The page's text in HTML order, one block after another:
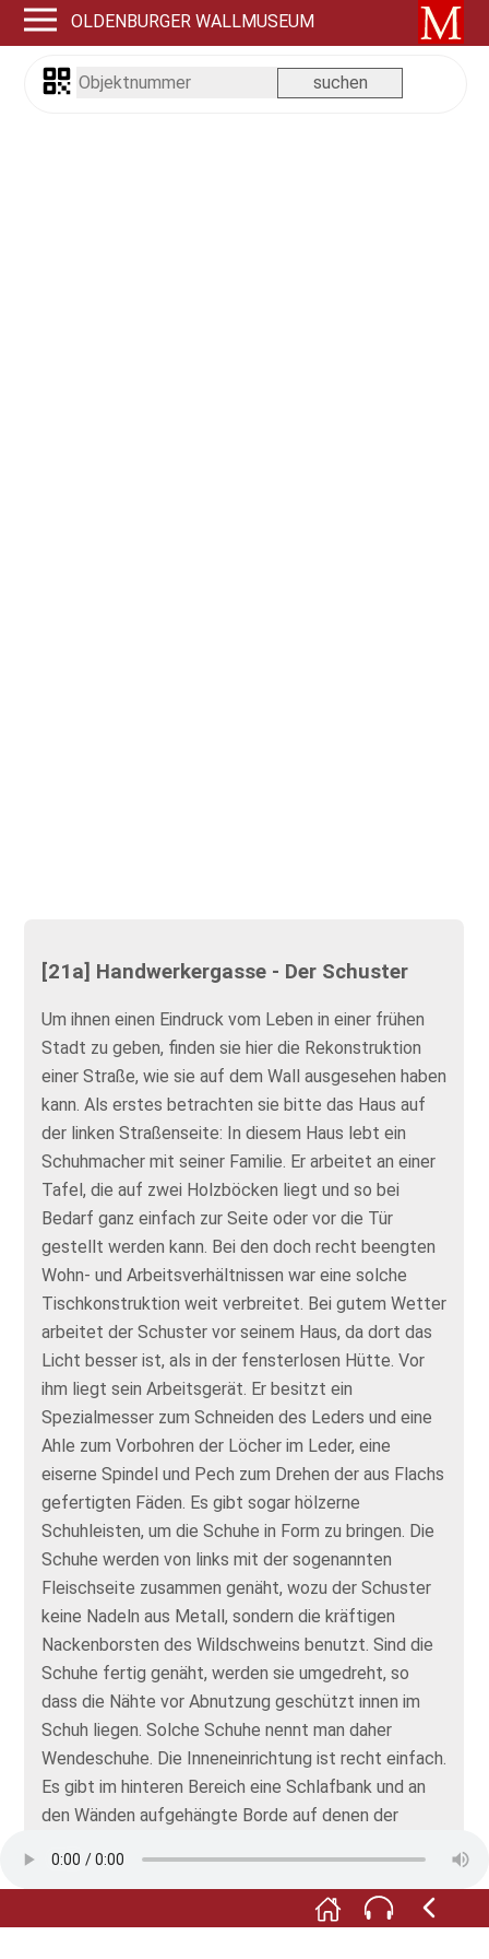
OLDENBURGER WALLMUSEUM
[21a] Handwerkergasse - Der Schuster
Um ihnen einen Eindruck vom Leben in einer frühen
Stadt zu geben, finden sie hier die Rekonstruktion
einer Straße, wie sie auf dem Wall ausgesehen haben
kann. Als erstes betrachten sie bitte das Haus auf
der linken Straßenseite: In diesem Haus lebt ein
Schuhmacher mit seiner Familie. Er arbeitet an einer
Tafel, die auf zwei Holzböcken liegt und so bei
Bedarf ganz einfach zur Seite oder vor die Tür
gestellt werden kann. Bei den doch recht beengten
Wohn- und Arbeitsverhältnissen war eine solche
Tischkonstruktion weit verbreitet. Bei gutem Wetter
arbeitet der Schuster vor seinem Haus, da dort das
Licht besser ist, als in der fensterlosen Hütte. Vor
ihm liegt sein Arbeitsgerät. Er besitzt ein
Spezialmesser zum Schneiden des Leders und eine
Ahle zum Vorbohren der Löcher im Leder, eine
eiserne Spindel und Pech zum Drehen der aus Flachs
gefertigten Fäden. Es gibt sogar hölzerne
Schuhleisten, um die Schuhe in Form zu bringen. Die
Schuhe werden von links mit der sogenannten
Fleischseite zusammen genäht, wozu der Schuster
keine Nadeln aus Metall, sondern die kräftigen
Nackenborsten des Wildschweins benutzt. Sind die
Schuhe fertig genäht, werden sie umgedreht, so
dass die Nähte vor Abnutzung geschützt innen im
Schuh liegen. Solche Schuhe nennt man daher
Wendeschuhe. Die Inneneinrichtung ist recht einfach.
Es gibt im hinteren Bereich eine Schlafbank und an
den Wänden aufgehängte Borde auf denen der
Holzgeschirr und Tongefäßen besteht. Hier sind die
Lebensmittel zumindest vor den Haustieren wie
Hunden, Schweinen und Hühnern geschützt.